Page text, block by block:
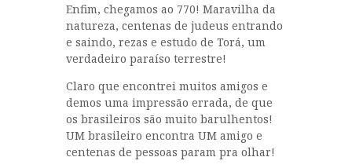
Enfim, chegamos ao 770! Maravilha da
natureza, centenas de judeus entrando
e saindo, rezas e estudo de Torá, um
verdadeiro paraíso terrestre!
Claro que encontrei muitos amigos e
demos uma impressão errada, de que
os brasileiros são muito barulhentos!
UM brasileiro encontra UM amigo e
centenas de pessoas param pra olhar!